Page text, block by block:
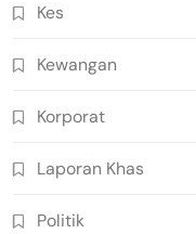
Kes
Kewangan
Korporat
Laporan Khas
Politik